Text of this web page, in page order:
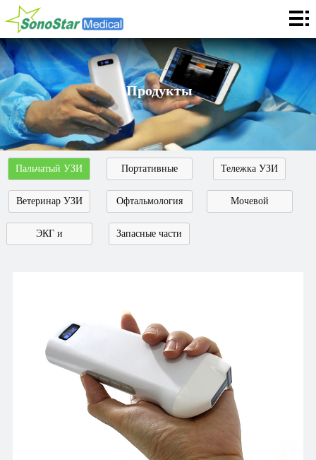
Домой
О
нас
информация
Продукты
Применение
Услуги
Сотрудничество
Связь
Продукты
Пальчатый УЗИ
Портативные
УЗИ
Тележка УЗИ
Ветеринар УЗИ
Офтальмология
УЗИ
Мочевой
ЭКГ и
Запасные части